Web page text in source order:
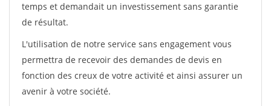
temps et demandait un investissement sans garantie
de résultat.
L'utilisation de notre service sans engagement vous
permettra de recevoir des demandes de devis en
fonction des creux de votre activité et ainsi assurer un
avenir à votre société.